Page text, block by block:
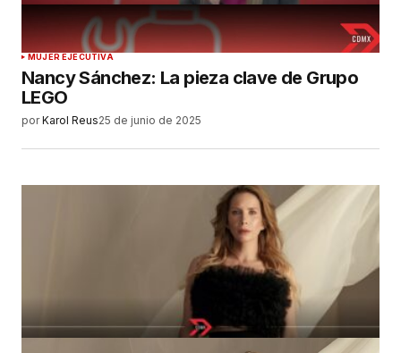
MUJER EJECUTIVA
Nancy Sánchez: La pieza clave de Grupo
LEGO
por Karol Reus25 de junio de 2025